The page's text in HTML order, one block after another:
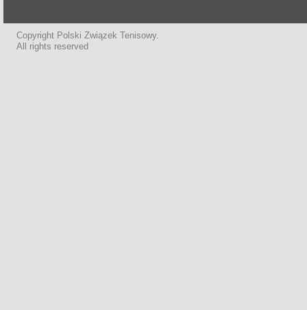
Copyright Polski Związek Tenisowy.
All rights reserved